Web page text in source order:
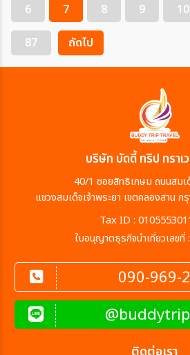
6
7 8 9 10
87
ถัดไป
บริษัท บัดดี้ ทริป ทราเ
40/1 ซอยสิทธิเกษม ถนนสมเ
แขวงสมเด็จเจ้าพระยา เขตคลองสาน
Tax ID :
ใบอนุญาตธุรกิจนำเที่ยวเลข
090-969-